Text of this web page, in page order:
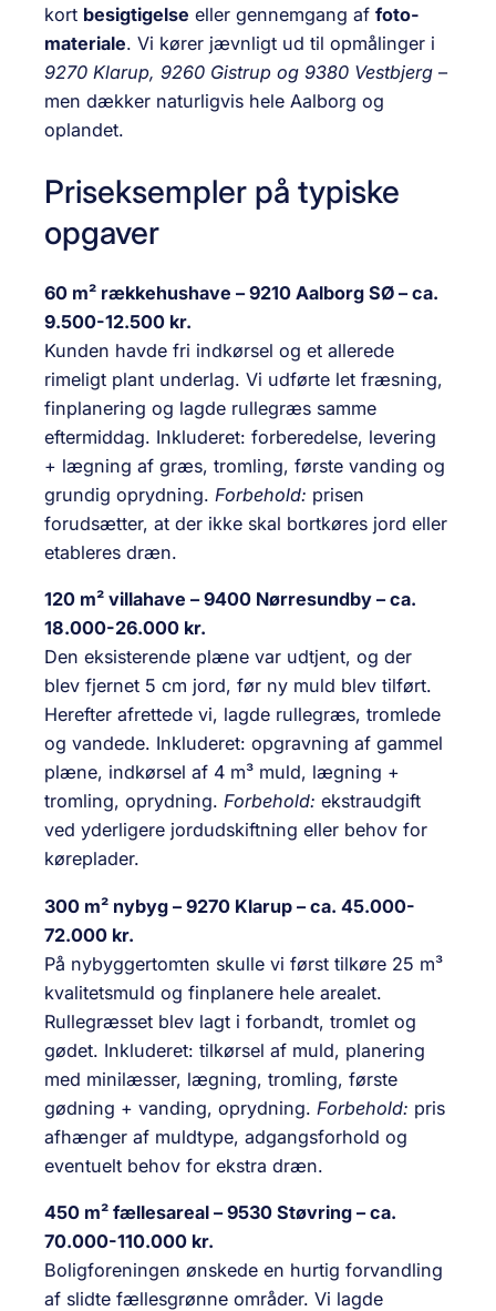
kort besigtigelse eller gennemgang af foto­
materiale. Vi kører jævnligt ud til opmålinger i
9270 Klarup, 9260 Gistrup og 9380 Vestbjerg –
men dækker naturligvis hele Aalborg og
oplandet.
Priseksempler på typiske
opgaver
60 m² rækkehushave – 9210 Aalborg SØ – ca.
9.500-12.500 kr.
Kunden havde fri indkørsel og et allerede
rimeligt plant underlag. Vi udførte let fræsning,
finplanering og lagde rullegræs samme
eftermiddag. Inkluderet: forberedelse, levering
+ lægning af græs, tromling, første vanding og
grundig oprydning. Forbehold: prisen
forudsætter, at der ikke skal bortkøres jord eller
etableres dræn.
120 m² villahave – 9400 Nørresundby – ca.
18.000-26.000 kr.
Den eksisterende plæne var udtjent, og der
blev fjernet 5 cm jord, før ny muld blev tilført.
Herefter afrettede vi, lagde rullegræs, tromlede
og vandede. Inkluderet: opgravning af gammel
plæne, indkørsel af 4 m³ muld, lægning +
tromling, oprydning. Forbehold: ekstraudgift
ved yderligere jordudskiftning eller behov for
køreplader.
300 m² nybyg – 9270 Klarup – ca. 45.000-
72.000 kr.
På nybyggertomten skulle vi først tilkøre 25 m³
kvalitetsmuld og finplanere hele arealet.
Rullegræsset blev lagt i forbandt, tromlet og
gødet. Inkluderet: tilkørsel af muld, planering
med minilæsser, lægning, tromling, første
gødning + vanding, oprydning. Forbehold: pris
afhænger af muldtype, adgangsforhold og
eventuelt behov for ekstra dræn.
450 m² fællesareal – 9530 Støvring – ca.
70.000-110.000 kr.
Boligforeningen ønskede en hurtig forvandling
af slidte fællesgrønne områder. Vi lagde